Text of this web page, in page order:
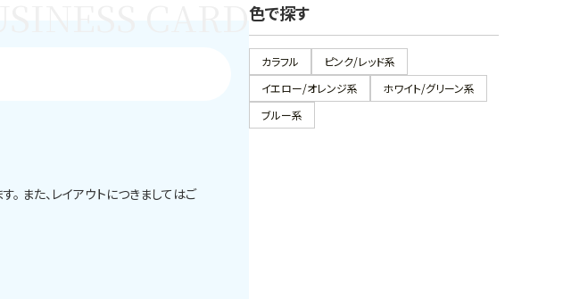
また、レイアウトにつきましてはご
色で探す
カラフル
ピンク/レッド系
イエロー/オレンジ系
ホワイト/グリーン系
ブルー系